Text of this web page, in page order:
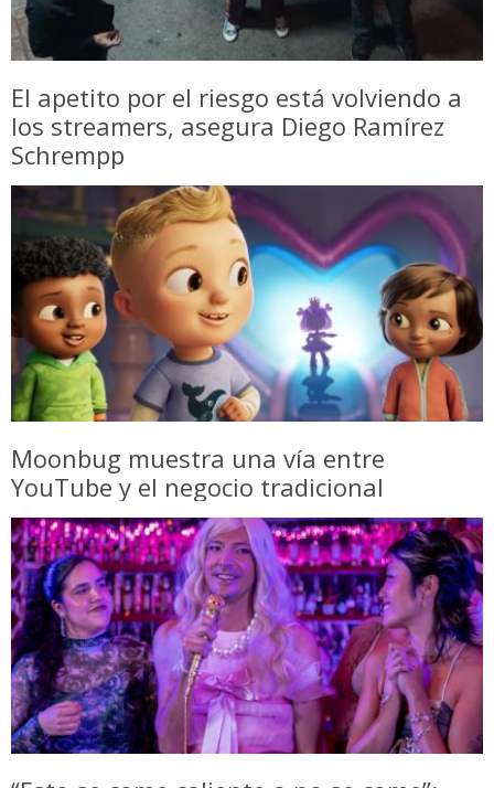
El apetito por el riesgo está volviendo a
los streamers, asegura Diego Ramírez
Schrempp
Moonbug muestra una vía entre
YouTube y el negocio tradicional